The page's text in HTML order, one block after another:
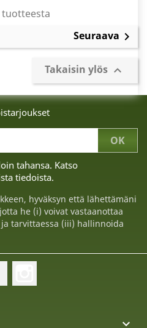
tuotteesta
Seuraava 
Takaisin ylös 
tahansa. Katso
tiedoista.
hyväksyn että lähettämäni
he (i) voivat vastaanottaa
tarvittaessa (iii) hallinnoida
